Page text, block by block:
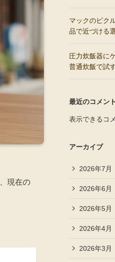
現在の
マックのピク
品で近づける
圧力炊飯器に
普通炊飯で試
最近のコメント
表示できるコ
アーカイブ
2026年7月
2026年6月
2026年5月
2026年4月
2026年3月